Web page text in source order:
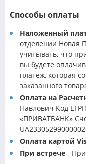
Способы оплаты
Наложенный
отделении Новая
учитывать, что
вы будете
платеж, которая
заказанного
Оплата на
Павлович Код
«ПРИВАТБАНК»
Оплата картой
При встрече -